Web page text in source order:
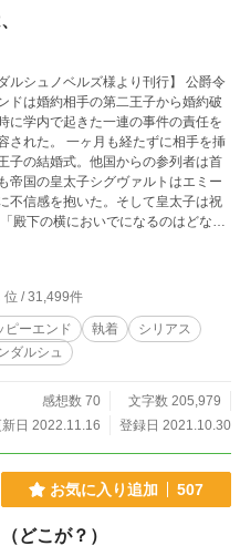
ルシュノベルズ様より刊行】 公爵令
ドは婚約相手の第二王子から婚約破
に学内で起きた一連の事件の責任を
された。 一ヶ月も経たずに相手を挿
子の結婚式。他国からの参列者は首
帝国の皇太子シグヴァルトはエミー
不信感を抱いた。そして皇太子は祝
殿下の横においでになるのはどなた
サンドライト帝国編】完結 【精霊使
位 / 31,499件
ピーエンド 執着
シリアス
ダルシュ
感想数 70
文字数 205,979
日 2022.11.16
登録日 2021.10.30
お気に入り追加 507
どこが？）